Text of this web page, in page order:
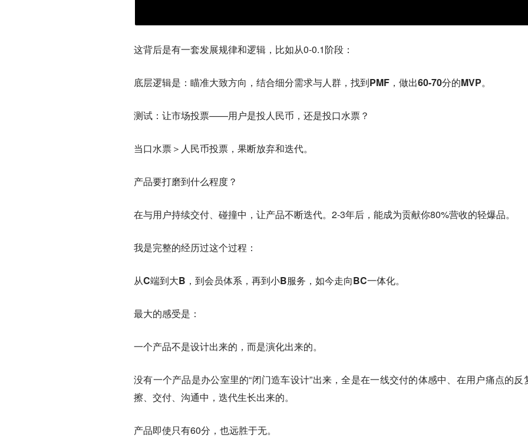
这背后是有一套发展规律和逻辑，比如从0-0.1阶段：
底层逻辑是：瞄准大致方向，结合细分需求与人群，找到PMF，做出60-70分的MVP。
测试：让市场投票——用户是投人民币，还是投口水票？
当口水票＞人民币投票，果断放弃和迭代。
产品要打磨到什么程度？
在与用户持续交付、碰撞中，让产品不断迭代。2-3年后，能成为贡献你80%营收的轻爆品。
我是完整的经历过这个过程：
从C端到大B，到会员体系，再到小B服务，如今走向BC一体化。
最大的感受是：
一个产品不是设计出来的，而是演化出来的。
没有一个产品是办公室里的“闭门造车设计”出来，全是在一线交付的体感中、在用户痛点的反
擦、交付、沟通中，迭代生长出来的。
产品即使只有60分，也远胜于无。